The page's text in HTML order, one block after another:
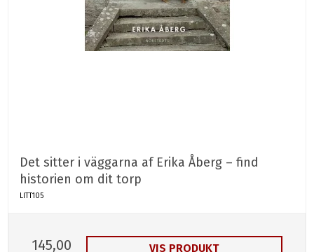
Det sitter i väggarna af Erika Åberg – find
historien om dit torp
LITT105
145,00 VIS PRODUKT